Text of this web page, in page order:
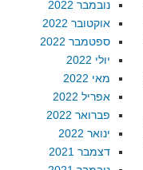
נובמבר 2022
אוקטובר 2022
ספטמבר 2022
יולי 2022
מאי 2022
אפריל 2022
פברואר 2022
ינואר 2022
דצמבר 2021